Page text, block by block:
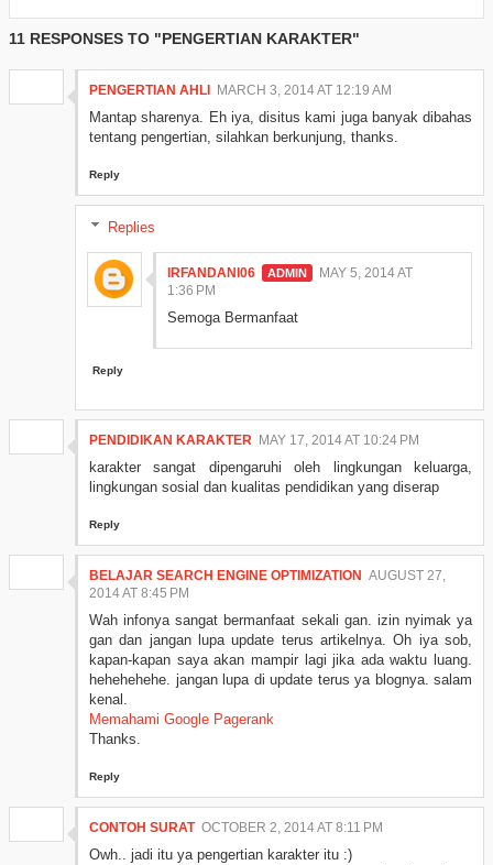
11 RESPONSES TO "PENGERTIAN KARAKTER"
PENGERTIAN AHLI MARCH 3, 2014 AT 12:19 AM
Mantap sharenya. Eh iya, disitus kami juga banyak dibahas
tentang pengertian, silahkan berkunjung, thanks.
Reply
Replies
IRFANDANI06
MAY 5, 2014 AT
1:36 PM
Semoga Bermanfaat
Reply
PENDIDIKAN KARAKTER MAY 17, 2014 AT 10:24 PM
karakter sangat dipengaruhi oleh lingkungan keluarga,
lingkungan sosial dan kualitas pendidikan yang diserap
Reply
BELAJAR SEARCH ENGINE OPTIMIZATION AUGUST 27,
2014 AT 8:45 PM
Wah infonya sangat bermanfaat sekali gan. izin nyimak ya
gan dan jangan lupa update terus artikelnya. Oh iya sob,
kapan-kapan saya akan mampir lagi jika ada waktu luang.
hehehehehe. jangan lupa di update terus ya blognya. salam
kenal.
Memahami Google Pagerank
Thanks.
Reply
CONTOH SURAT OCTOBER 2, 2014 AT 8:11 PM
Owh.. jadi itu ya pengertian karakter itu :)